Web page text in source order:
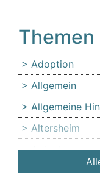
Themen
Adoption
Allgemein
Allgemeine
Altersheim
Anfechtung
Angehörige